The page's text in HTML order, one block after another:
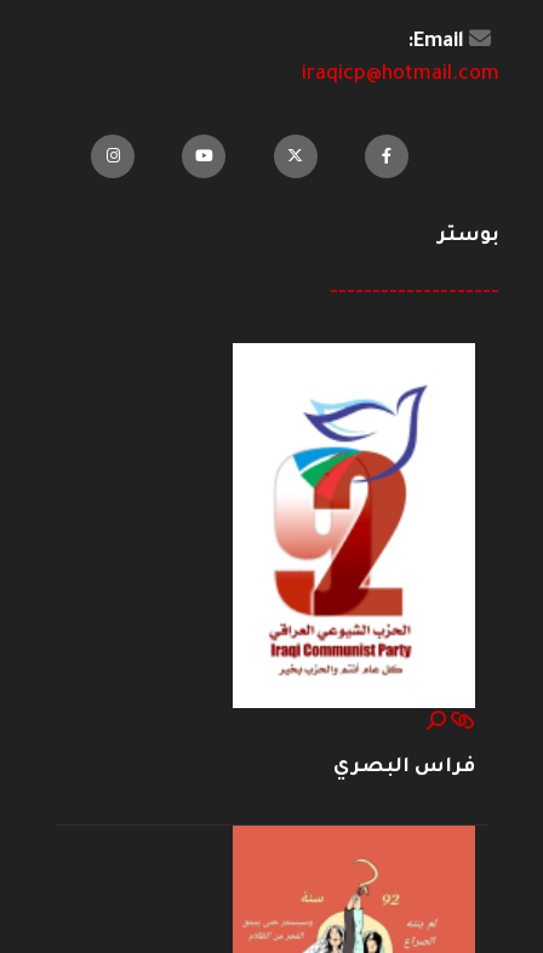
Email:
iraqicp@hotmail.com
بوستر
--------------------
فراس البصري